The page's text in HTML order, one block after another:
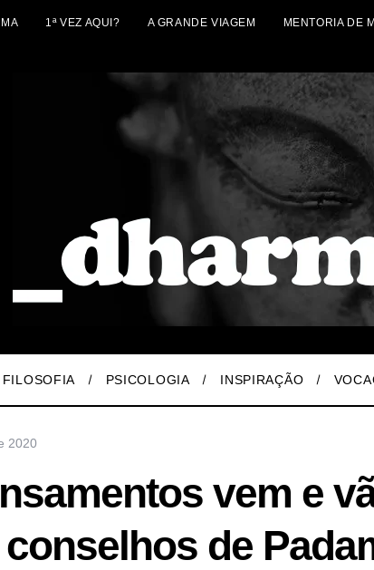
1ª VEZ AQUI? A GRANDE VIAGEM MENTORIA DE
FILOSOFIA PSICOLOGIA INSPIRAÇÃO
2020
vem e
de